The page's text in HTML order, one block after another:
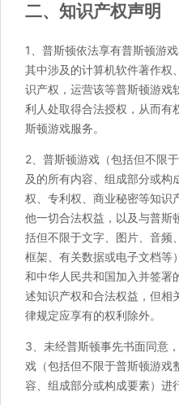
二、知识产权声明
1、普斯顿依法享有普斯顿游
其中涉及的计算机软件著作权
识产权，运营该等普斯顿游戏
利人处取得合法授权，从而有
斯顿游戏服务。
2、普斯顿游戏（包括但不限
及的所有内容、组成部分或构
权、专利权、商业秘密等知识
他一切合法权益，以及与普斯
括但不限于文字、图片、音频
框架、有关数据或电子文档等
和中华人民共和国加入并签署
述知识产权和合法权益，但相
律规定应享有的权利除外。
3、未经普斯顿事先书面同意
戏（包括但不限于普斯顿游戏
容、组成部分或构成要素）进